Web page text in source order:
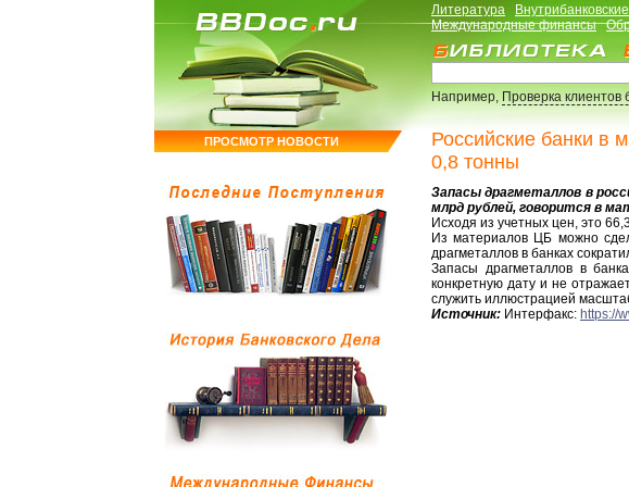
ПРОСМОТР НОВОСТИ
Литература
Международные финансы
Например,Проверка клиентов
Российские банки в
0,8 тонны
Запасы драгметаллов в
млрд рублей, говорится в
Исходя из учетных цен, это
Из материалов ЦБ можно
драгметаллов в банках
Запасы драгметаллов в
конкретную дату и не
служить иллюстрацией
Источник: Интерфакс: https://